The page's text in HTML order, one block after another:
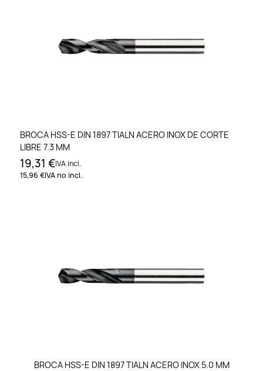
BROCA HSS-E DIN 1897 TIALN ACERO INOX DE CORTE
LIBRE 7.3 MM
19,31 €IVA incl.
15,96 €IVA no incl.
BROCA HSS-E DIN 1897 TIALN ACERO INOX 5.0 MM